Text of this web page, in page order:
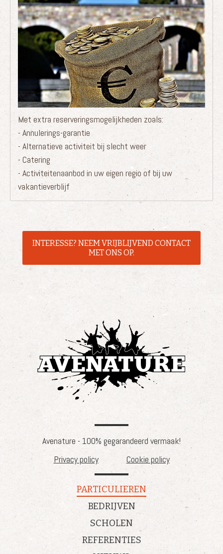
Met extra reserveringsmogelijkheden zoals:
- Annulerings-garantie
- Alternatieve activiteit bij slecht weer
- Catering
- Activiteitenaanbod in uw eigen regio of bij uw
vakantieverblijf
INTERESSE? NEEM VRIJBLIJVEND CONTACT
MET ONS OP.
Avenature - 100% gegarandeerd vermaak!
Privacy policy
Cookie policy
PARTICULIEREN
BEDRIJVEN
SCHOLEN
REFERENTIES